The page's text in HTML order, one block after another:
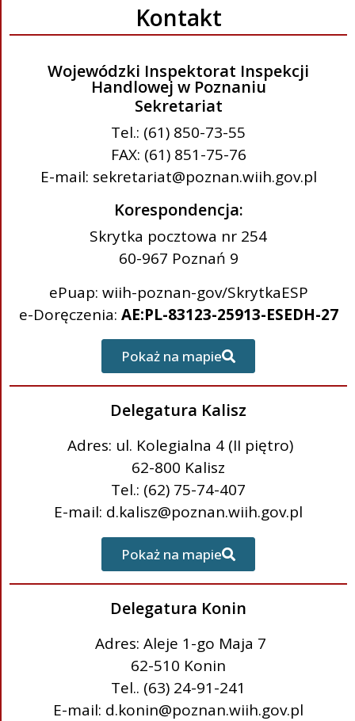
Kontakt
Wojewódzki Inspektorat Inspekcji
Handlowej w Poznaniu
Sekretariat
Tel.: (61) 850-73-55
FAX: (61) 851-75-76
E-mail: sekretariat@poznan.wiih.gov.pl
Korespondencja:
Skrytka pocztowa nr 254
60-967 Poznań 9
ePuap: wiih-poznan-gov/SkrytkaESP
e-Doręczenia: AE:PL-83123-25913-ESEDH-27
Pokaż na mapie
Delegatura Kalisz
Adres: ul. Kolegialna 4 (II piętro)
62-800 Kalisz
Tel.: (62) 75-74-407
E-mail: d.kalisz@poznan.wiih.gov.pl
Pokaż na mapie
Delegatura Konin
Adres: Aleje 1-go Maja 7
62-510 Konin
Tel.. (63) 24-91-241
E-mail: d.konin@poznan.wiih.gov.pl